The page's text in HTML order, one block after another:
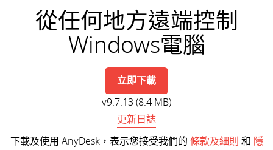
從任何地方遠端控制
Windows電腦
立即下載
v9.7.13 (8.4 MB)
更新日誌
下載及使用 AnyDesk，表示您接受我們的 條款及細則 和 隱